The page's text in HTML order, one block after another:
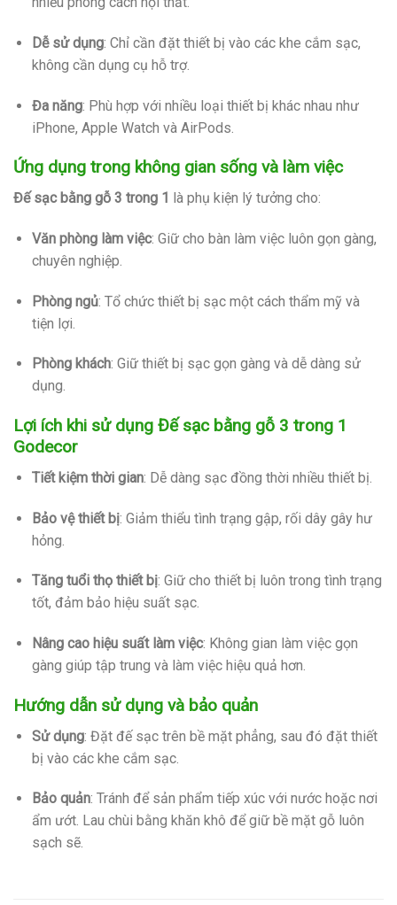
Dễ sử dụng: Chỉ cần đặt thiết bị vào các khe cắm sạc,
không cần dụng cụ hỗ trợ.
Đa năng: Phù hợp với nhiều loại thiết bị khác nhau như
iPhone, Apple Watch và AirPods.
Ứng dụng trong không gian sống và làm việc
Đế sạc bằng gỗ 3 trong 1 là phụ kiện lý tưởng cho:
Văn phòng làm việc: Giữ cho bàn làm việc luôn gọn gàng,
chuyên nghiệp.
Phòng ngủ: Tổ chức thiết bị sạc một cách thẩm mỹ và
tiện lợi.
Phòng khách: Giữ thiết bị sạc gọn gàng và dễ dàng sử
dụng.
Lợi ích khi sử dụng Đế sạc bằng gỗ 3 trong 1
Godecor
Tiết kiệm thời gian: Dễ dàng sạc đồng thời nhiều thiết bị.
Bảo vệ thiết bị: Giảm thiểu tình trạng gập, rối dây gây hư
hỏng.
Tăng tuổi thọ thiết bị: Giữ cho thiết bị luôn trong tình trạng
tốt, đảm bảo hiệu suất sạc.
Nâng cao hiệu suất làm việc: Không gian làm việc gọn
gàng giúp tập trung và làm việc hiệu quả hơn.
Hướng dẫn sử dụng và bảo quản
Sử dụng: Đặt đế sạc trên bề mặt phẳng, sau đó đặt thiết
bị vào các khe cắm sạc.
Bảo quản: Tránh để sản phẩm tiếp xúc với nước hoặc nơi
ẩm ướt. Lau chùi bằng khăn khô để giữ bề mặt gỗ luôn
sạch sẽ.